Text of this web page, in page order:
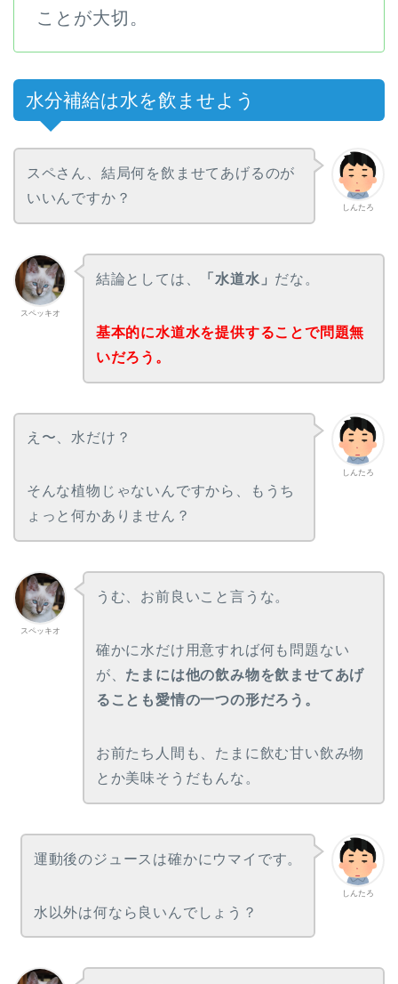
ことが大切。
水分補給は水を飲ませよう
しんたろ
スペさん、結局何を飲ませてあげるのが
いいんですか？
スペッキオ
結論としては、 「水道水」 だな。
基本的に水道水を提供することで問題無
いだろう。
しんたろ
え〜、水だけ？
そんな植物じゃないんですから、もうち
ょっと何かありません？
スペッキオ
うむ、お前良いこと言うな。
確かに水だけ用意すれば何も問題ない
が、 たまには他の飲み物を飲ませてあげ
ることも愛情の一つの形だろう。
お前たち人間も、たまに飲む甘い飲み物
とか美味そうだもんな。
しんたろ
運動後のジュースは確かにウマイです。
水以外は何なら良いんでしょう？